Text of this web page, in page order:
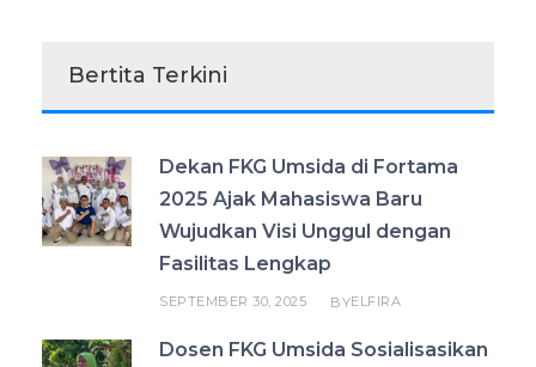
Bertita Terkini
Dekan FKG Umsida di Fortama
2025 Ajak Mahasiswa Baru
Wujudkan Visi Unggul dengan
Fasilitas Lengkap
SEPTEMBER 30, 2025 BYELFIRA
Dosen FKG Umsida Sosialisasikan